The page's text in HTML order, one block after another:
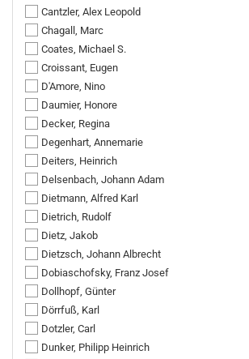
Cantzler, Alex Leopold
Chagall, Marc
Coates, Michael S.
Croissant, Eugen
D'Amore, Nino
Daumier, Honore
Decker, Regina
Degenhart, Annemarie
Deiters, Heinrich
Delsenbach, Johann Adam
Dietmann, Alfred Karl
Dietrich, Rudolf
Dietz, Jakob
Dietzsch, Johann Albrecht
Dobiaschofsky, Franz Josef
Dollhopf, Günter
Dörrfuß, Karl
Dotzler, Carl
Dunker, Philipp Heinrich